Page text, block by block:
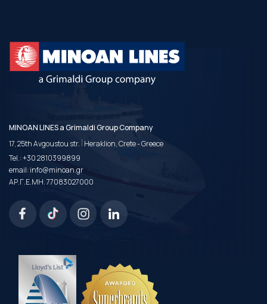
MINOAN LINES a Grimaldi Group Company
17, 25th Avgoustou str. | Heraklion, Crete - Greece
Tel.:+30 2810399899
email:info@minoan.gr
ΑΡ.Γ.Ε.ΜΗ. 77083027000